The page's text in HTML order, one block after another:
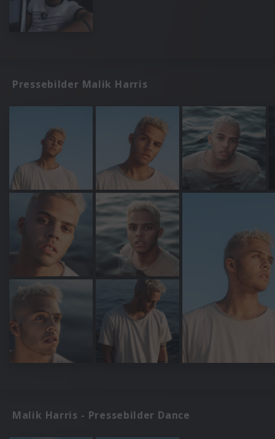
Pressebilder Malik Harris
Malik Harris - Pressebilder Dance